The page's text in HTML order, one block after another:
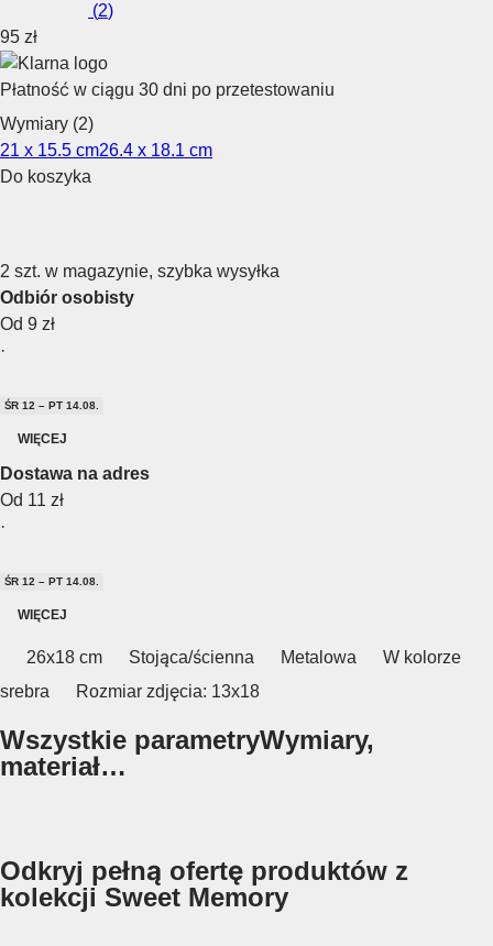
(2)
95 zł
Płatność w ciągu 30 dni po przetestowaniu
Wymiary (2)
21 x 15.5 cm26.4 x 18.1 cm
Do koszyka
2 szt. w magazynie, szybka wysyłka
Odbiór osobisty
Od 9 zł
·
ŚR 12 – PT 14.08.
WIĘCEJ
Dostawa na adres
Od 11 zł
·
ŚR 12 – PT 14.08.
WIĘCEJ
26x18 cm Stojąca/ścienna Metalowa
W kolorze
srebra
Rozmiar zdjęcia: 13x18
Wszystkie parametryWymiary,
materiał…
Odkryj pełną ofertę produktów z
kolekcji Sweet Memory